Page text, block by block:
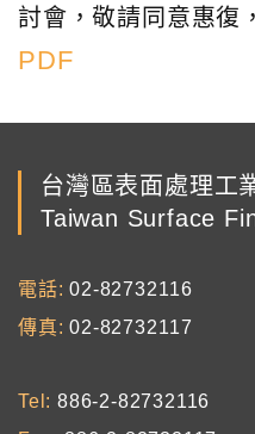
討會，敬請同意惠復
PDF
台灣區表面處理工
Taiwan Surface
電話
02-82732116
傳真
02-82732117
Tel
886-2-82732116